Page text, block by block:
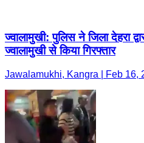
ज्वालामुखी: पुलिस ने जिला देहरा
ज्वालामुखी से किया गिरफ्तार
Jawalamukhi, Kangra | Feb 16,